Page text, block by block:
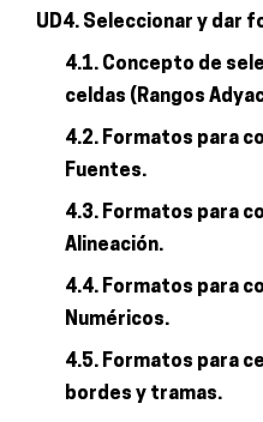
UD4. Seleccionar y dar
4.1. Concepto de
celdas (Rangos
4.2. Formatos para
Fuentes.
4.3. Formatos para
Alineación.
4.4. Formatos para
Numéricos.
4.5. Formatos para
bordes y tramas.